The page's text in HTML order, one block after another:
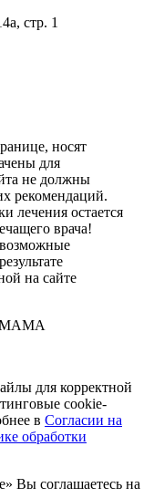
стр. 1
носят
для
не должны
рекомендаций.
лечения остается
врача!
возможные
на сайте
+МАМА
для корректной
cookie-
в Согласии на
обработки
Вы соглашаетесь на